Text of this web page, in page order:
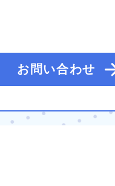
お問い合わせ